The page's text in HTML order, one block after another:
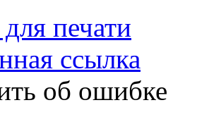
печати
ссылка
об ошибке